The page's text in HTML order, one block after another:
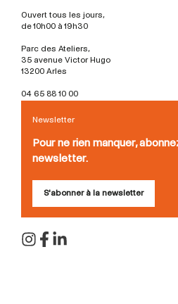
Ouvert tous les jours,
de 10h00 à 19h30
Parc des Ateliers,
35 avenue Victor Hugo
13200 Arles
04 65 88 10 00
Newsletter
Pour ne rien manquer,
newsletter.
S'abonner à la newsletter